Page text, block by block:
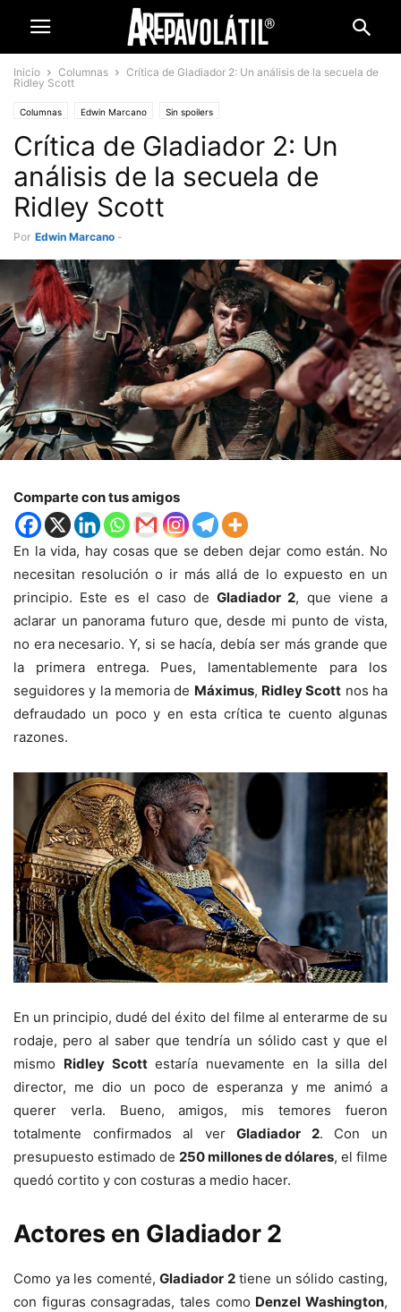
Inicio Columnas
Crítica de Gladiador 2: Un análisis de la secuela de
Ridley Scott
Columnas Edwin Marcano Sin spoilers
Crítica de Gladiador 2: Un
análisis de la secuela de
Ridley Scott
Por Edwin Marcano -
Comparte con tus amigos
En la vida, hay cosas que se deben dejar como están. No
necesitan resolución o ir más allá de lo expuesto en un
principio. Este es el caso deGladiador 2, que viene a
aclarar un panorama futuro que, desde mi punto de vista,
no era necesario. Y, si se hacía, debía ser más grande que
la primera entrega. Pues, lamentablemente para los
seguidores y la memoria de Máximus, Ridley Scott nos ha
defraudado un poco y en esta crítica te cuento algunas
razones.
En un principio, dudé del éxito del filme al enterarme de su
rodaje, pero al saber que tendría un sólido cast y que el
mismo Ridley Scottestaría nuevamente en la silla del
director, me dio un poco de esperanza y me animó a
querer verla. Bueno, amigos, mis temores fueron
totalmente confirmados al verGladiador 2. Con un
presupuesto estimado de 250 millones de dólares, el filme
quedó cortito y con costuras a medio hacer.
Actores en Gladiador 2
Como ya les comenté,Gladiador 2tiene un sólido casting,
con figuras consagradas, tales como Denzel Washington,